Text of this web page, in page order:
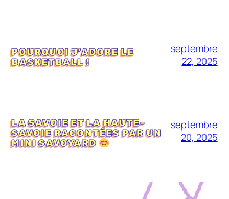
POURQUOI J’ADORE LE
BASKETBALL !
septembre
22, 2025
LA SAVOIE ET LA HAUTE-
SAVOIE RACONTÉES PAR UN
MINI SAVOYARD
septembre
20, 2025